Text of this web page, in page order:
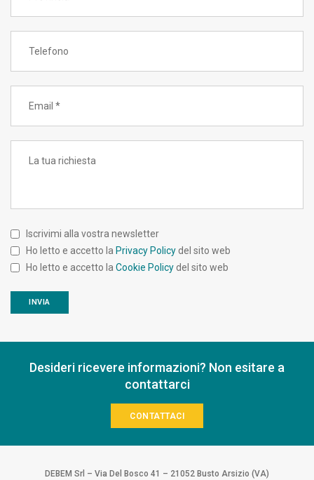
Iscrivimi alla vostra newsletter
Ho letto e accetto la Privacy Policy del sito web
Ho letto e accetto la Cookie Policy del sito web
Desideri ricevere informazioni? Non esitare a
contattarci
CONTATTACI
DEBEM Srl – Via Del Bosco 41 – 21052 Busto Arsizio (VA)